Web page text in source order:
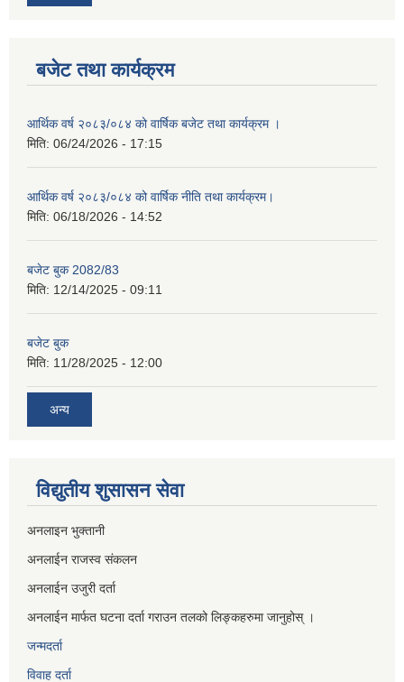
बजेट तथा कार्यक्रम
आर्थिक वर्ष २०८३/०८४ को वार्षिक बजेट तथा कार्यक्रम ।
मिति: 06/24/2026 - 17:15
आर्थिक वर्ष २०८३/०८४ को वार्षिक नीति तथा कार्यक्रम।
मिति: 06/18/2026 - 14:52
बजेट बुक 2082/83
मिति: 12/14/2025 - 09:11
बजेट बुक
मिति: 11/28/2025 - 12:00
अन्य
विद्युतीय शुसासन सेवा
अनलाइन भुक्तानी
अनलाईन राजस्व संकलन
अनलाईन उजुरी दर्ता
अनलाईन मार्फत घटना दर्ता गराउन तलको लिङ्कहरुमा जानुहोस् ।
जन्मदर्ता
विवाह दर्ता